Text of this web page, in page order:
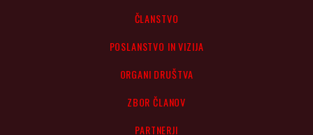
ČLANSTVO
POSLANSTVO IN VIZIJA
ORGANI DRUŠTVA
ZBOR ČLANOV
PARTNERJI